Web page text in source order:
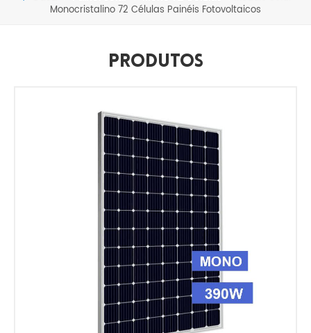
Monocristalino 72 Células Painéis Fotovoltaicos
Produtos